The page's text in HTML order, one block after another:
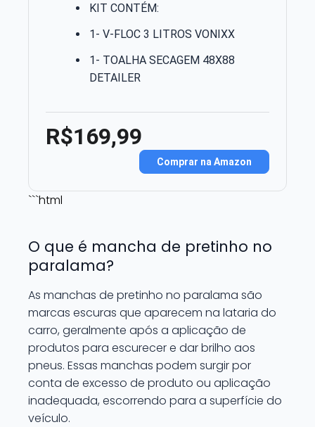
KIT CONTÉM:
1- V-FLOC 3 LITROS VONIXX
1- TOALHA SECAGEM 48X88
DETAILER
R$169,99
Comprar na Amazon
```html
O que é mancha de pretinho no
paralama?
As manchas de pretinho no paralama são
marcas escuras que aparecem na lataria do
carro, geralmente após a aplicação de
produtos para escurecer e dar brilho aos
pneus. Essas manchas podem surgir por
conta de excesso de produto ou aplicação
inadequada, escorrendo para a superfície do
veículo.